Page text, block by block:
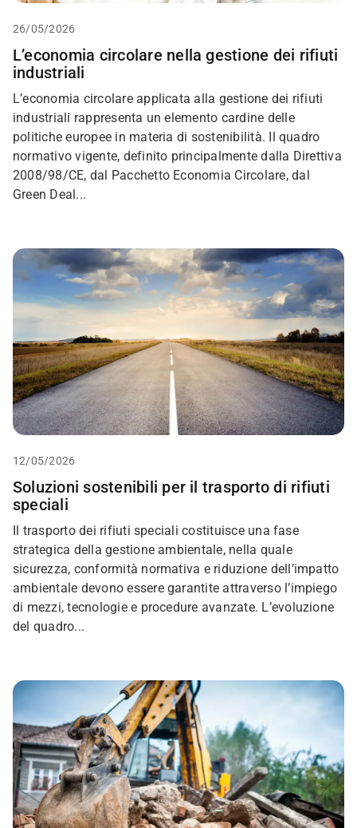
26/05/2026
L’economia circolare nella gestione dei rifiuti
industriali
L’economia circolare applicata alla gestione dei rifiuti
industriali rappresenta un elemento cardine delle
politiche europee in materia di sostenibilità. Il quadro
normativo vigente, definito principalmente dalla Direttiva
2008/98/CE, dal Pacchetto Economia Circolare, dal
Green Deal...
12/05/2026
Soluzioni sostenibili per il trasporto di rifiuti
speciali
Il trasporto dei rifiuti speciali costituisce una fase
strategica della gestione ambientale, nella quale
sicurezza, conformità normativa e riduzione dell’impatto
ambientale devono essere garantite attraverso l’impiego
di mezzi, tecnologie e procedure avanzate. L’evoluzione
del quadro...